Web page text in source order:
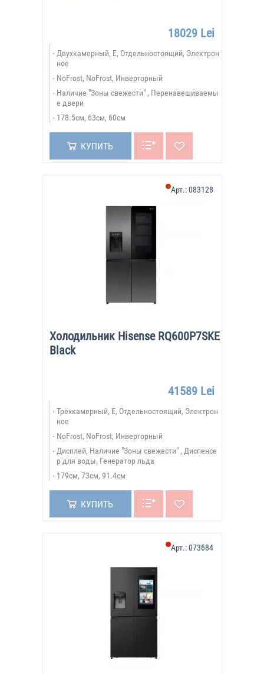
18029 Lei
Двухкамерный, E, Отдельностоящий, Электрон
ное
NoFrost, NoFrost, Инверторный
Наличие "Зоны свежести" , Перенавешиваемы
е двери
178.5см, 63см, 60см
КУПИТЬ
Холодильник Hisense RQ600P7SKE
Black
Арт.:083128
41589 Lei
Трёхкамерный, E, Отдельностоящий, Электрон
ное
NoFrost, NoFrost, Инверторный
Дисплей, Наличие "Зоны свежести" , Диспенсе
р для воды, Генератор льда
179см, 73см, 91.4см
КУПИТЬ
Арт.:073684